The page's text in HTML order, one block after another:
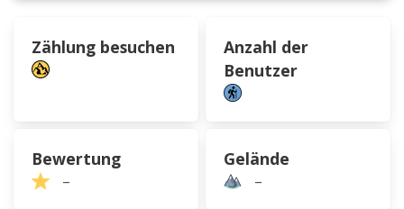
Zählung besuchen
Anzahl der
Benutzer
Bewertung
–
Gelände
–